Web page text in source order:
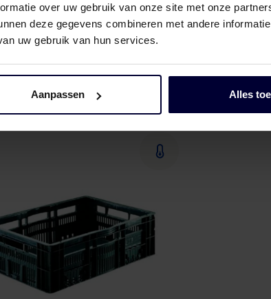
over uw gebruik van onze site met onze
deze gegevens combineren met andere
uw gebruik van hun services.
Aanpassen Alles